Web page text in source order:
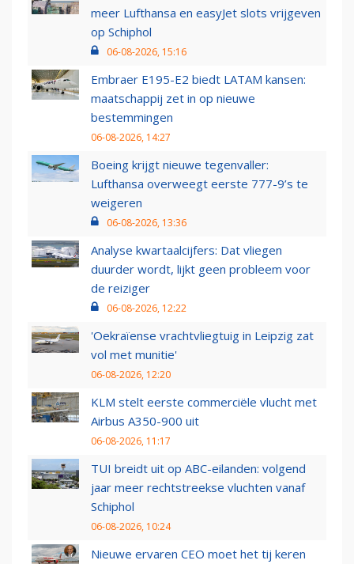
meer Lufthansa en easyJet slots vrijgeven
op Schiphol
06-08-2026, 15:16
Embraer E195-E2 biedt LATAM kansen:
maatschappij zet in op nieuwe
bestemmingen
06-08-2026, 14:27
Boeing krijgt nieuwe tegenvaller:
Lufthansa overweegt eerste 777-9’s te
weigeren
06-08-2026, 13:36
Analyse kwartaalcijfers: Dat vliegen
duurder wordt, lijkt geen probleem voor
de reiziger
06-08-2026, 12:22
'Oekraïense vrachtvliegtuig in Leipzig zat
vol met munitie'
06-08-2026, 12:20
KLM stelt eerste commerciële vlucht met
Airbus A350-900 uit
06-08-2026, 11:17
TUI breidt uit op ABC-eilanden: volgend
jaar meer rechtstreekse vluchten vanaf
Schiphol
06-08-2026, 10:24
Nieuwe ervaren CEO moet het tij keren